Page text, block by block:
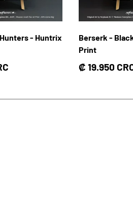
- Huntrix
Berserk -
Print
Precio
₡ 19.950